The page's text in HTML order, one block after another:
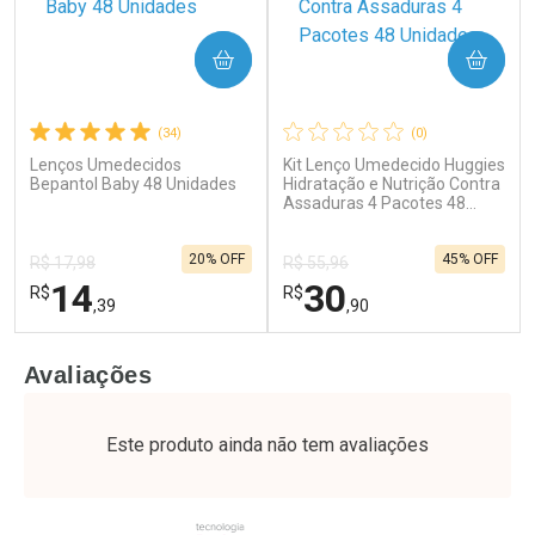
Ativar Desconto
Por R$ 61,55/cada
Ativar Desconto
Por R$ 74,99/cada
Comprar sem Desconto
(34)
Lenços Umedecidos
Bepantol Baby 48 Unidades
R$ 17,98
R$14,39
20% OFF
COMPRAR
Laboratório
Por Menos
(0)
Kit Lenço Umedecido Huggies
Hidratação e Nutrição Contra
Assaduras 4 Pacotes 48
R$ 55,96
R$30,90
45% OFF
COMPRAR
Laboratório
Por Menos
Avaliações
Este produto ainda não tem avaliações